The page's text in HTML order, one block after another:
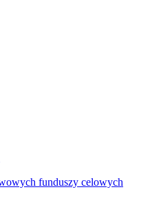
funduszy celowych